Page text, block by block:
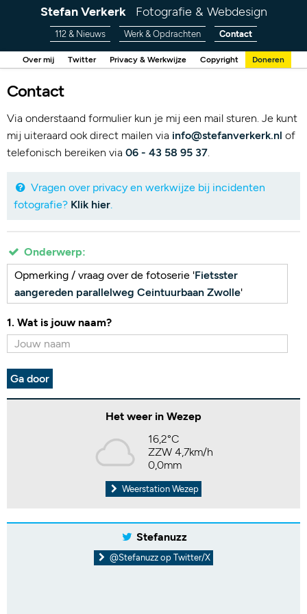
Stefan Verkerk Fotografie & Webdesign
112 & Nieuws Werk & Opdrachten Contact
Over mij Twitter Privacy & Werkwijze Copyright Doneren
Contact
Via onderstaand formulier kun je mij een mail sturen. Je kunt
mij uiteraard ook direct mailen via info@stefanverkerk.nl of
telefonisch bereiken via 06 - 43 58 95 37.
Vragen over privacy en werkwijze bij incidenten
fotografie? Klik hier.
Onderwerp:
Opmerking / vraag over de fotoserie 'Fietsster
aangereden parallelweg Ceintuurbaan Zwolle'
1. Wat is jouw naam?
Ga door
Het weer in Wezep
16,2°C
ZZW 4,7km/h
0,0mm
Weerstation Wezep
Stefanuzz
@Stefanuzz op Twitter/X